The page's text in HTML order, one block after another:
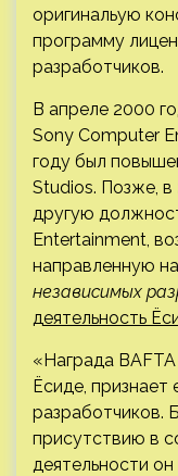
оригинальую
программу
разработчиков.
В апреле 2000
Sony Computer
году был
Studios. Позже,
другую
Entertainment,
направленную
независимых
деятельность
«Награда
Ёсиде, признает
разработчиков.
присутствию в
деятельности